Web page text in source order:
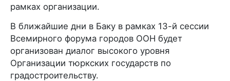
рамках организации.
В ближайшие дни в Баку в рамках 13-й сессии
Всемирного форума городов ООН будет
организован диалог высокого уровня
Организации тюркских государств по
градостроительству.